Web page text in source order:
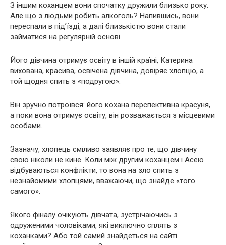
З іншим коханцем вони спочатку дружили близько року.
Але що з людьми робить алкоголь? Напившись, вони
переспали в під’їзді, а далі близькістю вони стали
займатися на регулярній основі.
Його дівчина отримує освіту в іншій країні, Катерина
вихована, красива, освічена дівчина, довіряє хлопцю, а
той щодня спить з «подругою».
Він зручно потроївся: його кохана перспективна красуня,
а поки вона отримує освіту, він розважається з місцевими
особами.
Зазначу, хлопець сміливо заявляє про те, що дівчину
свою ніколи не кине. Коли між другим коханцем і Асею
відбуваються конфлікти, то вона на зло спить з
незнайомими хлопцями, вважаючи, що знайде «того
самого».
Якого фіналу очікують дівчата, зустрічаючись з
одруженими чоловіками, які виключно сплять з
коханками? Або той самий знайдеться на сайті